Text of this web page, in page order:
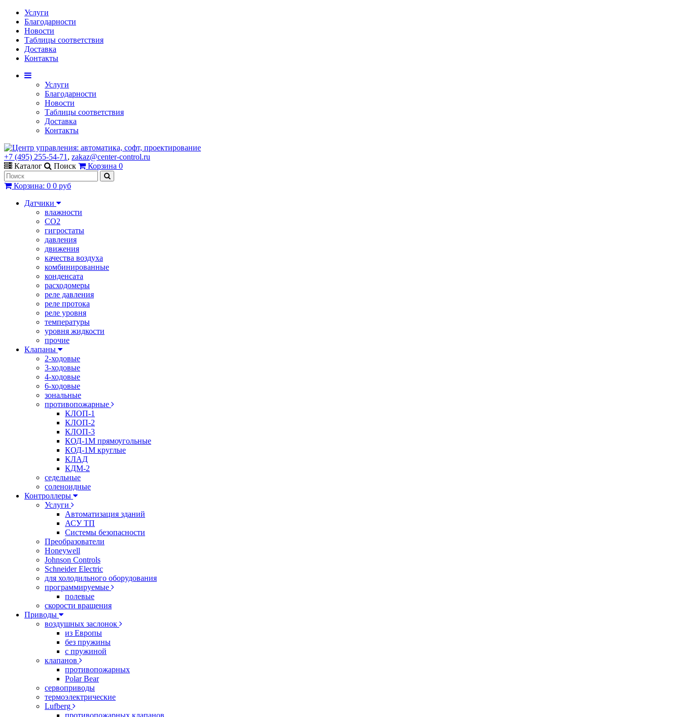
Услуги
Благодарности
Новости
Таблицы соответствия
Доставка
Контакты
Услуги
Благодарности
Новости
Таблицы соответствия
Доставка
Контакты
+7 (495) 255-54-71 , zakaz@center-control.ru
Каталог
Поиск Корзина 0
Корзина: 0 0 руб
Датчики
влажности
CO2
гигростаты
давления
движения
качества воздуха
комбинированные
конденсата
расходомеры
реле давления
реле протока
реле уровня
температуры
уровня жидкости
прочие
Клапаны
2-ходовые
3-ходовые
4-ходовые
6-ходовые
зональные
противопожарные
КЛОП-1
КЛОП-2
КЛОП-3
КОД-1М прямоугольные
КОД-1М круглые
КЛАД
КДМ-2
седельные
соленоидные
Контроллеры
Услуги
Автоматизация зданий
АСУ ТП
Системы безопасности
Преобразователи
Honeywell
Johnson Controls
Schneider Electric
для холодильного оборудования
программируемые
полевые
скорости вращения
Приводы
воздушных заслонок
из Европы
без пружины
с пружиной
клапанов
противопожарных
Polar Bear
сервоприводы
термоэлектрические
Lufberg
противопожарных клапанов